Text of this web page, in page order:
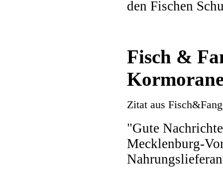
den Fischen
Fisch &
Zitat aus
"Gute
Mecklenburg-